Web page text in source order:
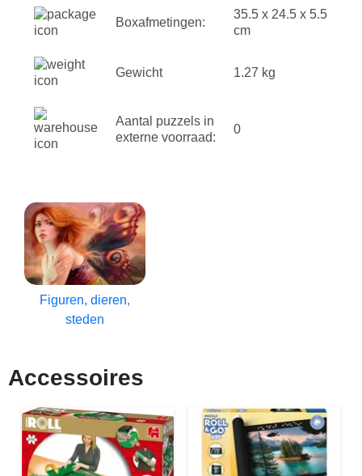
Boxafmetingen:
35.5 x 24.5 x 5.5
cm
Gewicht 1.27 kg
Aantal puzzels in
externe voorraad:
0
Figuren, dieren,
steden
Accessoires